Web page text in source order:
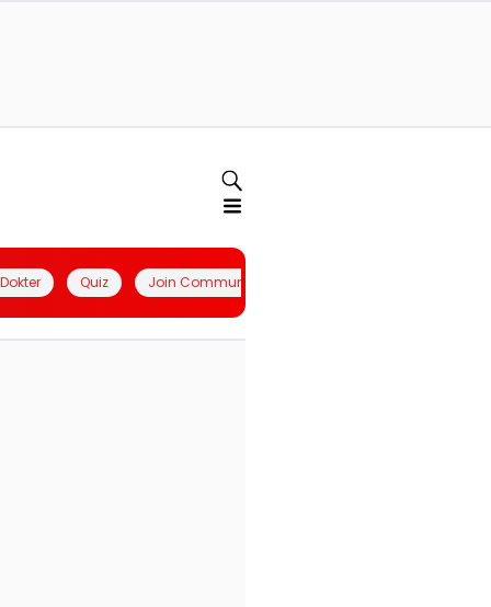
Quiz Join Community